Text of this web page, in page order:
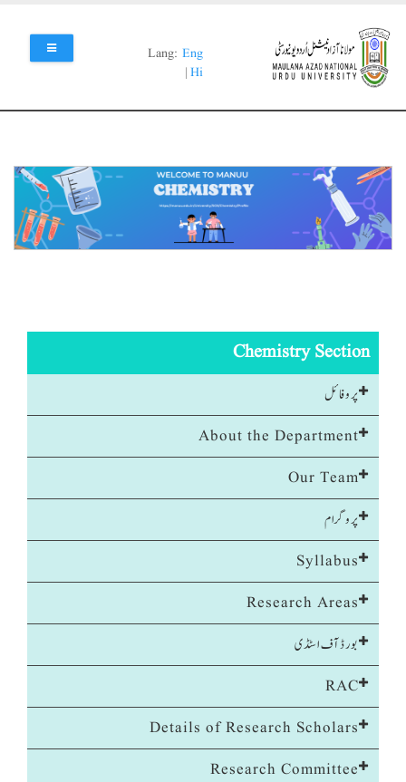
main
content
Lang: Eng
| Hi
Chemistry Section
پروفائل
About the Department
Our Team
پروگرام
Syllabus
Research Areas
بورڈ آف اسٹڈی
RAC
Details of Research Scholars
Research Committee